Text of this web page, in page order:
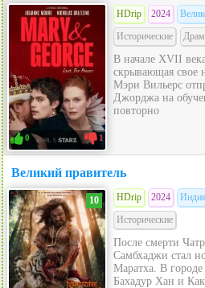
0 1
HDrip 2024
Исторические
В начале XVII
скрывающая свое
Мэри Вильерс
Джорджа на
повторно
Великий правитель
10 HDrip 2024
Индия
Исторические
После смерти
Самбхаджи стал
Маратха. В
Бахадур Хан и